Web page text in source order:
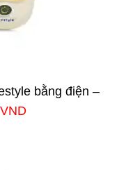
bằng điện –